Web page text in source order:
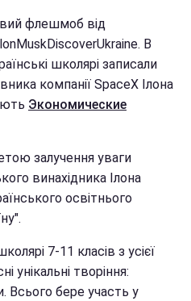
флешмоб від
В
школярі записали
компанії SpaceX Ілона
Экономические
залучення уваги
винахідника Ілона
освітнього
7-11 класів з усієї
унікальні творіння:
Всього бере участь у